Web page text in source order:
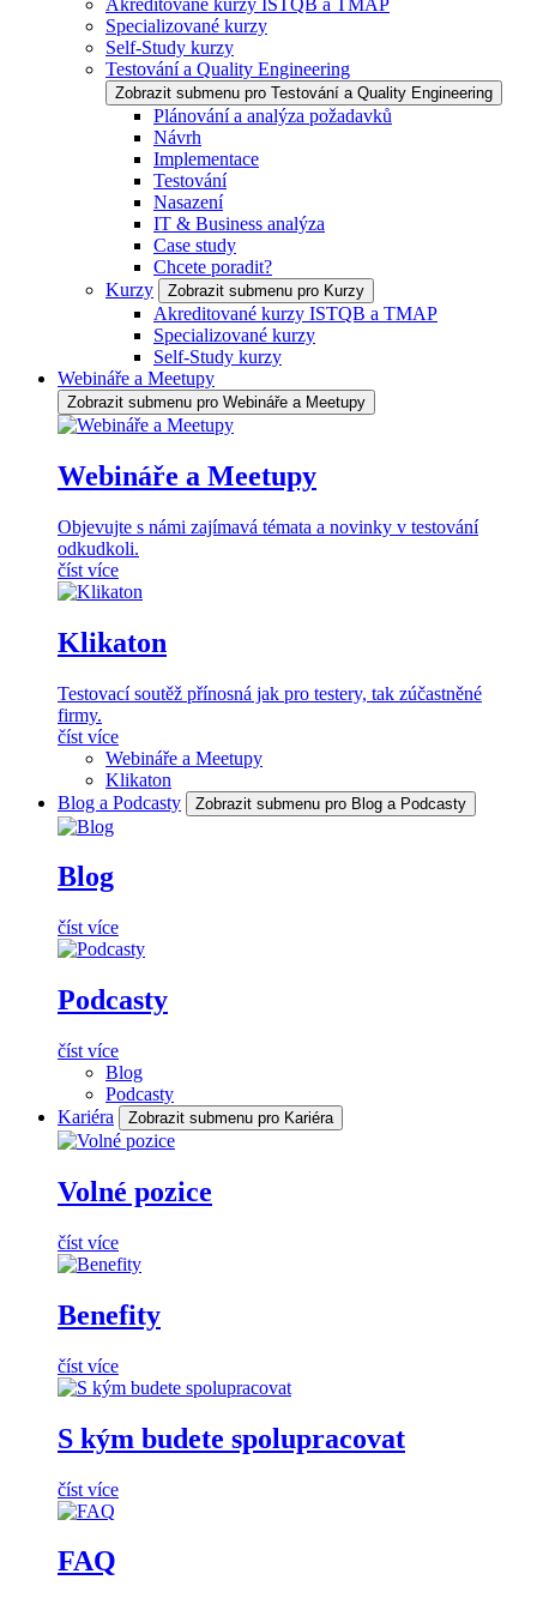
Specializované kurzy
Self-Study kurzy
Testování a Quality Engineering
Zobrazit submenu pro Testování a Quality Engineering
Plánování a analýza požadavků
Návrh
Implementace
Testování
Nasazení
IT & Business analýza
Case study
Chcete poradit?
Kurzy
Zobrazit submenu pro Kurzy
Akreditované kurzy ISTQB a TMAP
Specializované kurzy
Self-Study kurzy
Webináře a Meetupy
Zobrazit submenu pro Webináře a Meetupy
Webináře a Meetupy
Objevujte s námi zajímavá témata a novinky v testování
odkudkoli.
číst více
Klikaton
Testovací soutěž přínosná jak pro testery, tak zúčastněné
firmy.
číst více
Webináře a Meetupy
Klikaton
Blog a Podcasty
Zobrazit submenu pro Blog a Podcasty
Blog
číst více
Podcasty
číst více
Blog
Podcasty
Kariéra
Zobrazit submenu pro Kariéra
Volné pozice
číst více
Benefity
číst více
S kým budete spolupracovat
číst více
FAQ